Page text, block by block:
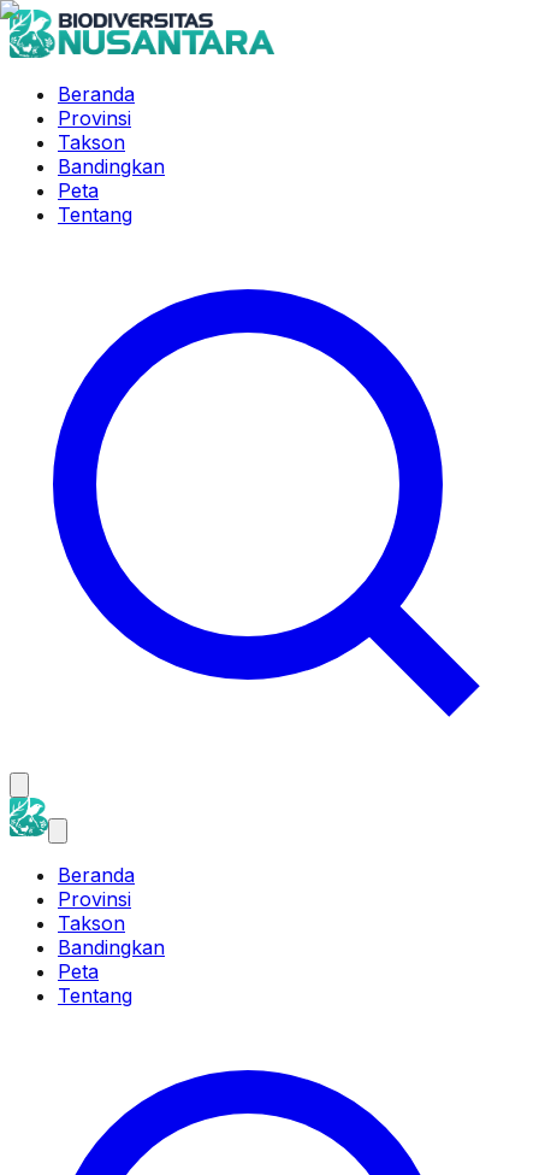
Beranda
Provinsi
Takson
Bandingkan
Peta
Tentang
Beranda
Provinsi
Takson
Bandingkan
Peta
Tentang